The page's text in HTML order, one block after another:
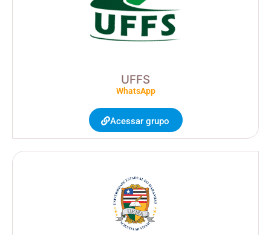
UFFS
WhatsApp
Acessar grupo